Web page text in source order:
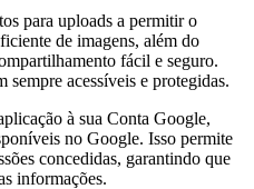
para uploads a permitir o
de imagens, além do
fácil e seguro.
sempre acessíveis e protegidas.
à sua Conta Google,
no Google. Isso permite
concedidas, garantindo que
informações.